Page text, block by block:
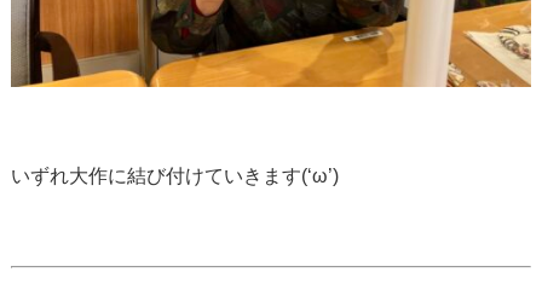
いずれ大作に結び付けていきます(‘ω’)